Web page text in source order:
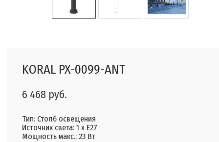
KORAL PX-0099-ANT
6 468 руб.
Тип: Столб освещения
Источник света: 1 x E27
Мощность макс.: 23 Вт